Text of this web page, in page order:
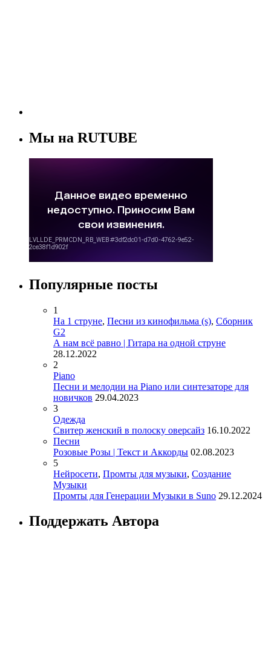
Мы на RUTUBE
Популярные посты
1
На 1 струне, Песни из кинофильма (s), Сборник
G2
А нам всё равно | Гитара на одной струне
28.12.2022
2
Piano
Песни и мелодии на Piano или синтезаторе для
новичков 29.04.2023
3
Одежда
Свитер женский в полоску оверсайз 16.10.2022
Песни
Розовые Розы | Текст и Аккорды 02.08.2023
5
Нейросети, Промты для музыки, Создание
Музыки
Промты для Генерации Музыки в Suno 29.12.2024
Поддержать Автора